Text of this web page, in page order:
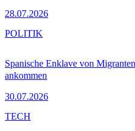
28.07.2026
Spanische Enklave von
ankommen
30.07.2026
POLITIK
TECH